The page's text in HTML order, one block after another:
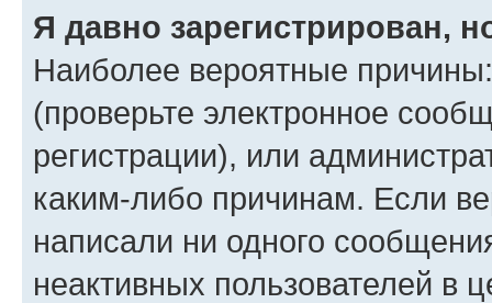
Я давно зарегистрирован,
Наиболее вероятные
(проверьте электронное
регистрации), или
каким-либо причинам. Если
написали ни одного
неактивных пользователей в